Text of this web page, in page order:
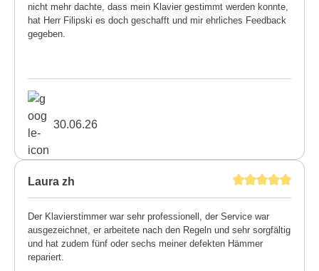
nicht mehr dachte, dass mein Klavier gestimmt werden konnte,
hat Herr Filipski es doch geschafft und mir ehrliches Feedback
gegeben.
30.06.26
Laura zh
Der Klavierstimmer war sehr professionell, der Service war
ausgezeichnet, er arbeitete nach den Regeln und sehr sorgfältig
und hat zudem fünf oder sechs meiner defekten Hämmer
repariert.